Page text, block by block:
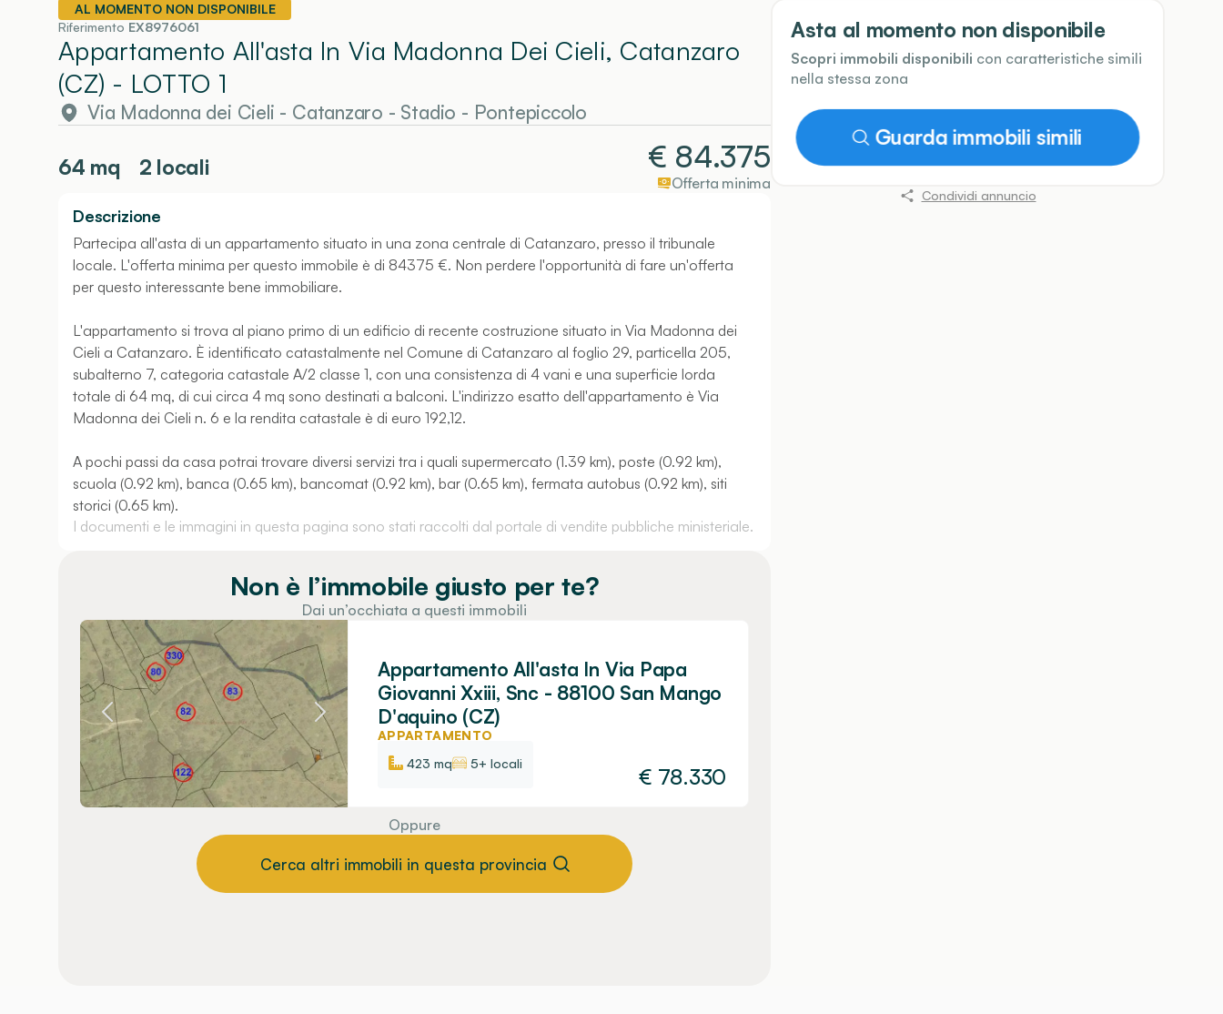
AL MOMENTO NON DISPONIBILE
Riferimento EX8976061
Appartamento All'asta In Via Madonna Dei Cieli, Catanzaro
(CZ) - LOTTO 1
Via Madonna dei Cieli - Catanzaro - Stadio - Pontepiccolo
64 mq 2 locali € 84.375
Offerta minima
Descrizione
Partecipa all'asta di un appartamento situato in una zona centrale di Catanzaro, presso il tribunale
locale. L'offerta minima per questo immobile è di 84375 €. Non perdere l'opportunità di fare un'offerta
per questo interessante bene immobiliare.
L'appartamento si trova al piano primo di un edificio di recente costruzione situato in Via Madonna dei
Cieli a Catanzaro. È identificato catastalmente nel Comune di Catanzaro al foglio 29, particella 205,
subalterno 7, categoria catastale A/2 classe 1, con una consistenza di 4 vani e una superficie lorda
totale di 64 mq, di cui circa 4 mq sono destinati a balconi. L'indirizzo esatto dell'appartamento è Via
Madonna dei Cieli n. 6 e la rendita catastale è di euro 192,12.
A pochi passi da casa potrai trovare diversi servizi tra i quali supermercato (1.39 km), poste (0.92 km),
scuola (0.92 km), banca (0.65 km), bancomat (0.92 km), bar (0.65 km), fermata autobus (0.92 km), siti
storici (0.65 km).
I documenti e le immagini in questa pagina sono stati raccolti dal portale di vendite pubbliche ministeriale.
Non è l’immobile giusto per te?
Dai un’occhiata a questi immobili
Appartamento All'asta In Via Papa
Giovanni Xxiii, Snc - 88100 San Mango
D'aquino (CZ)
APPARTAMENTO
423 mq
5+ locali
€ 78.330
Oppure
Cerca altri immobili in questa provincia
Asta al momento non disponibile
Scopri immobili disponibili con caratteristiche simili
nella stessa zona
Guarda immobili simili
Condividi annuncio